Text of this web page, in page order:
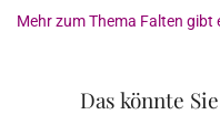
Mehr zum Thema Falten gibt
Das könnte